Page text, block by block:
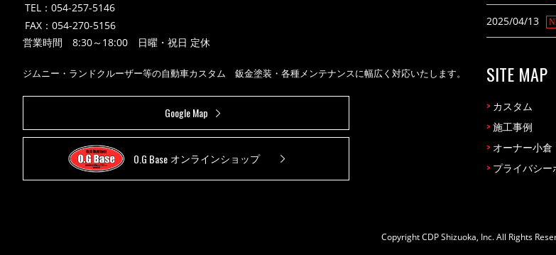
TEL： 054-257-5146
FAX：054-270-5156
営業時間 8:30～18:00 日曜・祝日 定休
ジムニー・ランドクルーザー等の自動車カスタム 鈑金塗装・各種メンテナンスに幅広く対応いたします。
Google Map
O.G Base オンラインショップ
2025/04/13
SITE MAP
> カスタム
>施工事例
> オーナー小倉
> プライバシー
Copyright CDP Shizuoka, Inc. All Rights